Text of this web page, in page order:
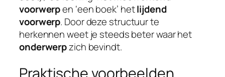
voorwerpen ‘een boek’ hetlijdend
voorwerp. Door deze structuur te
herkennen weet je steeds beter waar het
onderwerpzich bevindt.
Praktische voorbeelden